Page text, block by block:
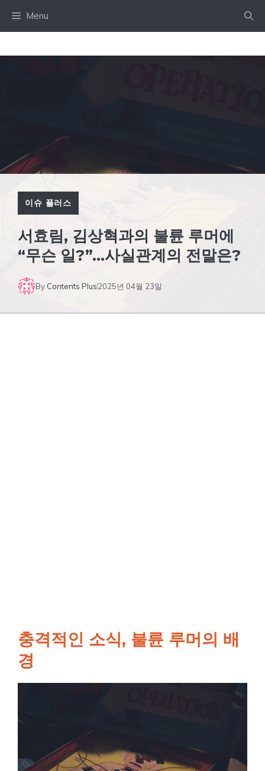
Menu
이슈 플러스
서효림, 김상혁과의 불륜 루머에
“무슨 일?”…사실관계의 전말은?
By Contents Plus2025년 04월 23일
충격적인 소식, 불륜 루머의 배
경